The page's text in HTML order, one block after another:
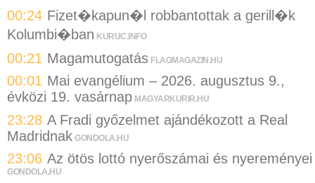
00:24 Fizet�kapun�l robbantottak a gerill�k
Kolumbi�ban KURUC.INFO
00:21 Magamutogatás FLAGMAGAZIN.HU
00:01 Mai evangélium – 2026. augusztus 9.,
évközi 19. vasárnap MAGYARKURIR.HU
23:28 A Fradi győzelmet ajándékozott a Real
Madridnak GONDOLA.HU
23:06 Az ötös lottó nyerőszámai és nyereményei
GONDOLA.HU